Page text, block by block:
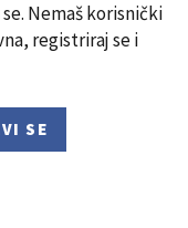
Nemaš korisnički
registriraj se i
SE